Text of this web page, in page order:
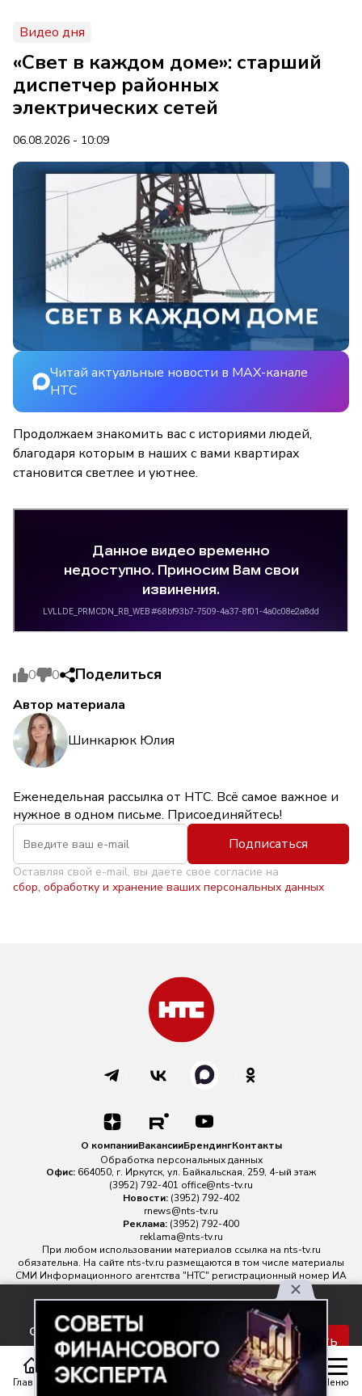
Главная Статьи Передачи Меню
Видео дня
«Свет в каждом доме»: старший
диспетчер районных
электрических сетей
06.08.2026 - 10:09
Читай актуальные новости в MAX-канале
НТС
Продолжаем знакомить вас с историями людей,
благодаря которым в наших с вами квартирах
становится светлее и уютнее.
0 0 Поделиться
Автор материала
Шинкарюк Юлия
Еженедельная рассылка от НТС. Всё самое важное и
нужное в одном письме. Присоединяйтесь!
Подписаться
Оставляя свой e-mail, вы даете свое согласие на
сбор, обработку и хранение ваших персональных данных
соглашаетесь с правилами
обработки персональных
данных.
Принять
О компанииВакансииБрендингКонтакты
Обработка персональных данных
Офис: 664050, г. Иркутск, ул. Байкальская, 259, 4-ый этаж
(3952) 792-401 office@nts-tv.ru
Новости: (3952) 792-402
rnews@nts-tv.ru
Реклама: (3952) 792-400
reklama@nts-tv.ru
При любом использовании материалов ссылка на nts-tv.ru
обязательна. На сайте nts-tv.ru размещаются в том числе материалы
СМИ Информационного агентства "НТС" регистрационный номер ИА
№ ФС 77 - 88763 зарегистрировано Федеральной службой по
надзору в сфере связи, информационных технологий и массовых
Главный редактор ИА "НТС" Иштулкин Евгений Александрович
16+